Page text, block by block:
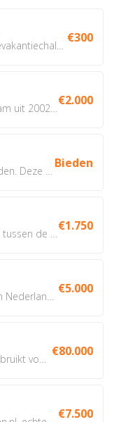
€300
€2.000
Bieden
€1.750
€5.000
€80.000
€7.500